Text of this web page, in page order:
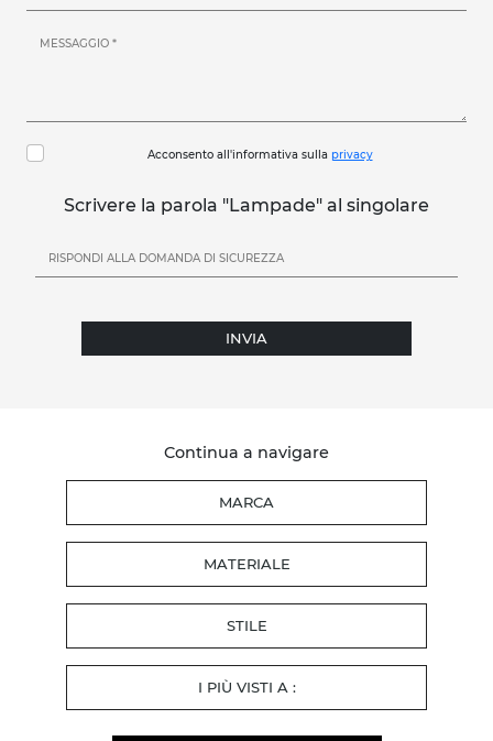
Acconsento all'informativa sulla privacy
Scrivere la parola "Lampade" al singolare
INVIA
Continua a navigare
MARCA
MATERIALE
STILE
I PIÙ VISTI A :